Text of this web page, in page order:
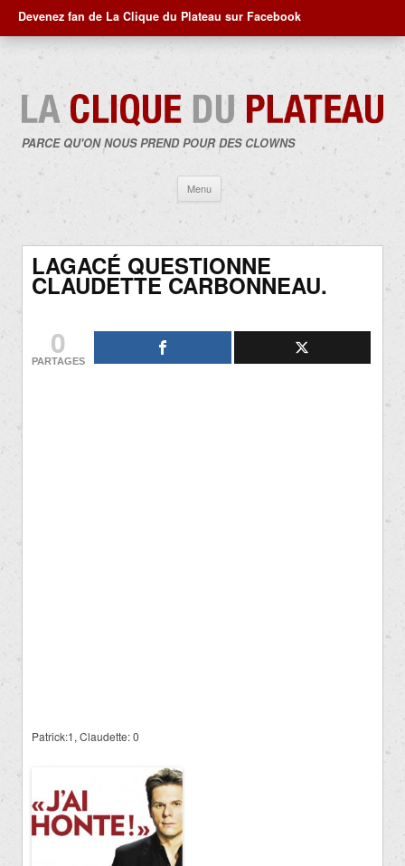
Devenez fan de La Clique du Plateau sur Facebook
PARCE QU'ON NOUS PREND POUR DES CLOWNS
Menu
contenu
LAGACÉ QUESTIONNE
CLAUDETTE CARBONNEAU.
0
PARTAGES
Patrick:1, Claudette: 0